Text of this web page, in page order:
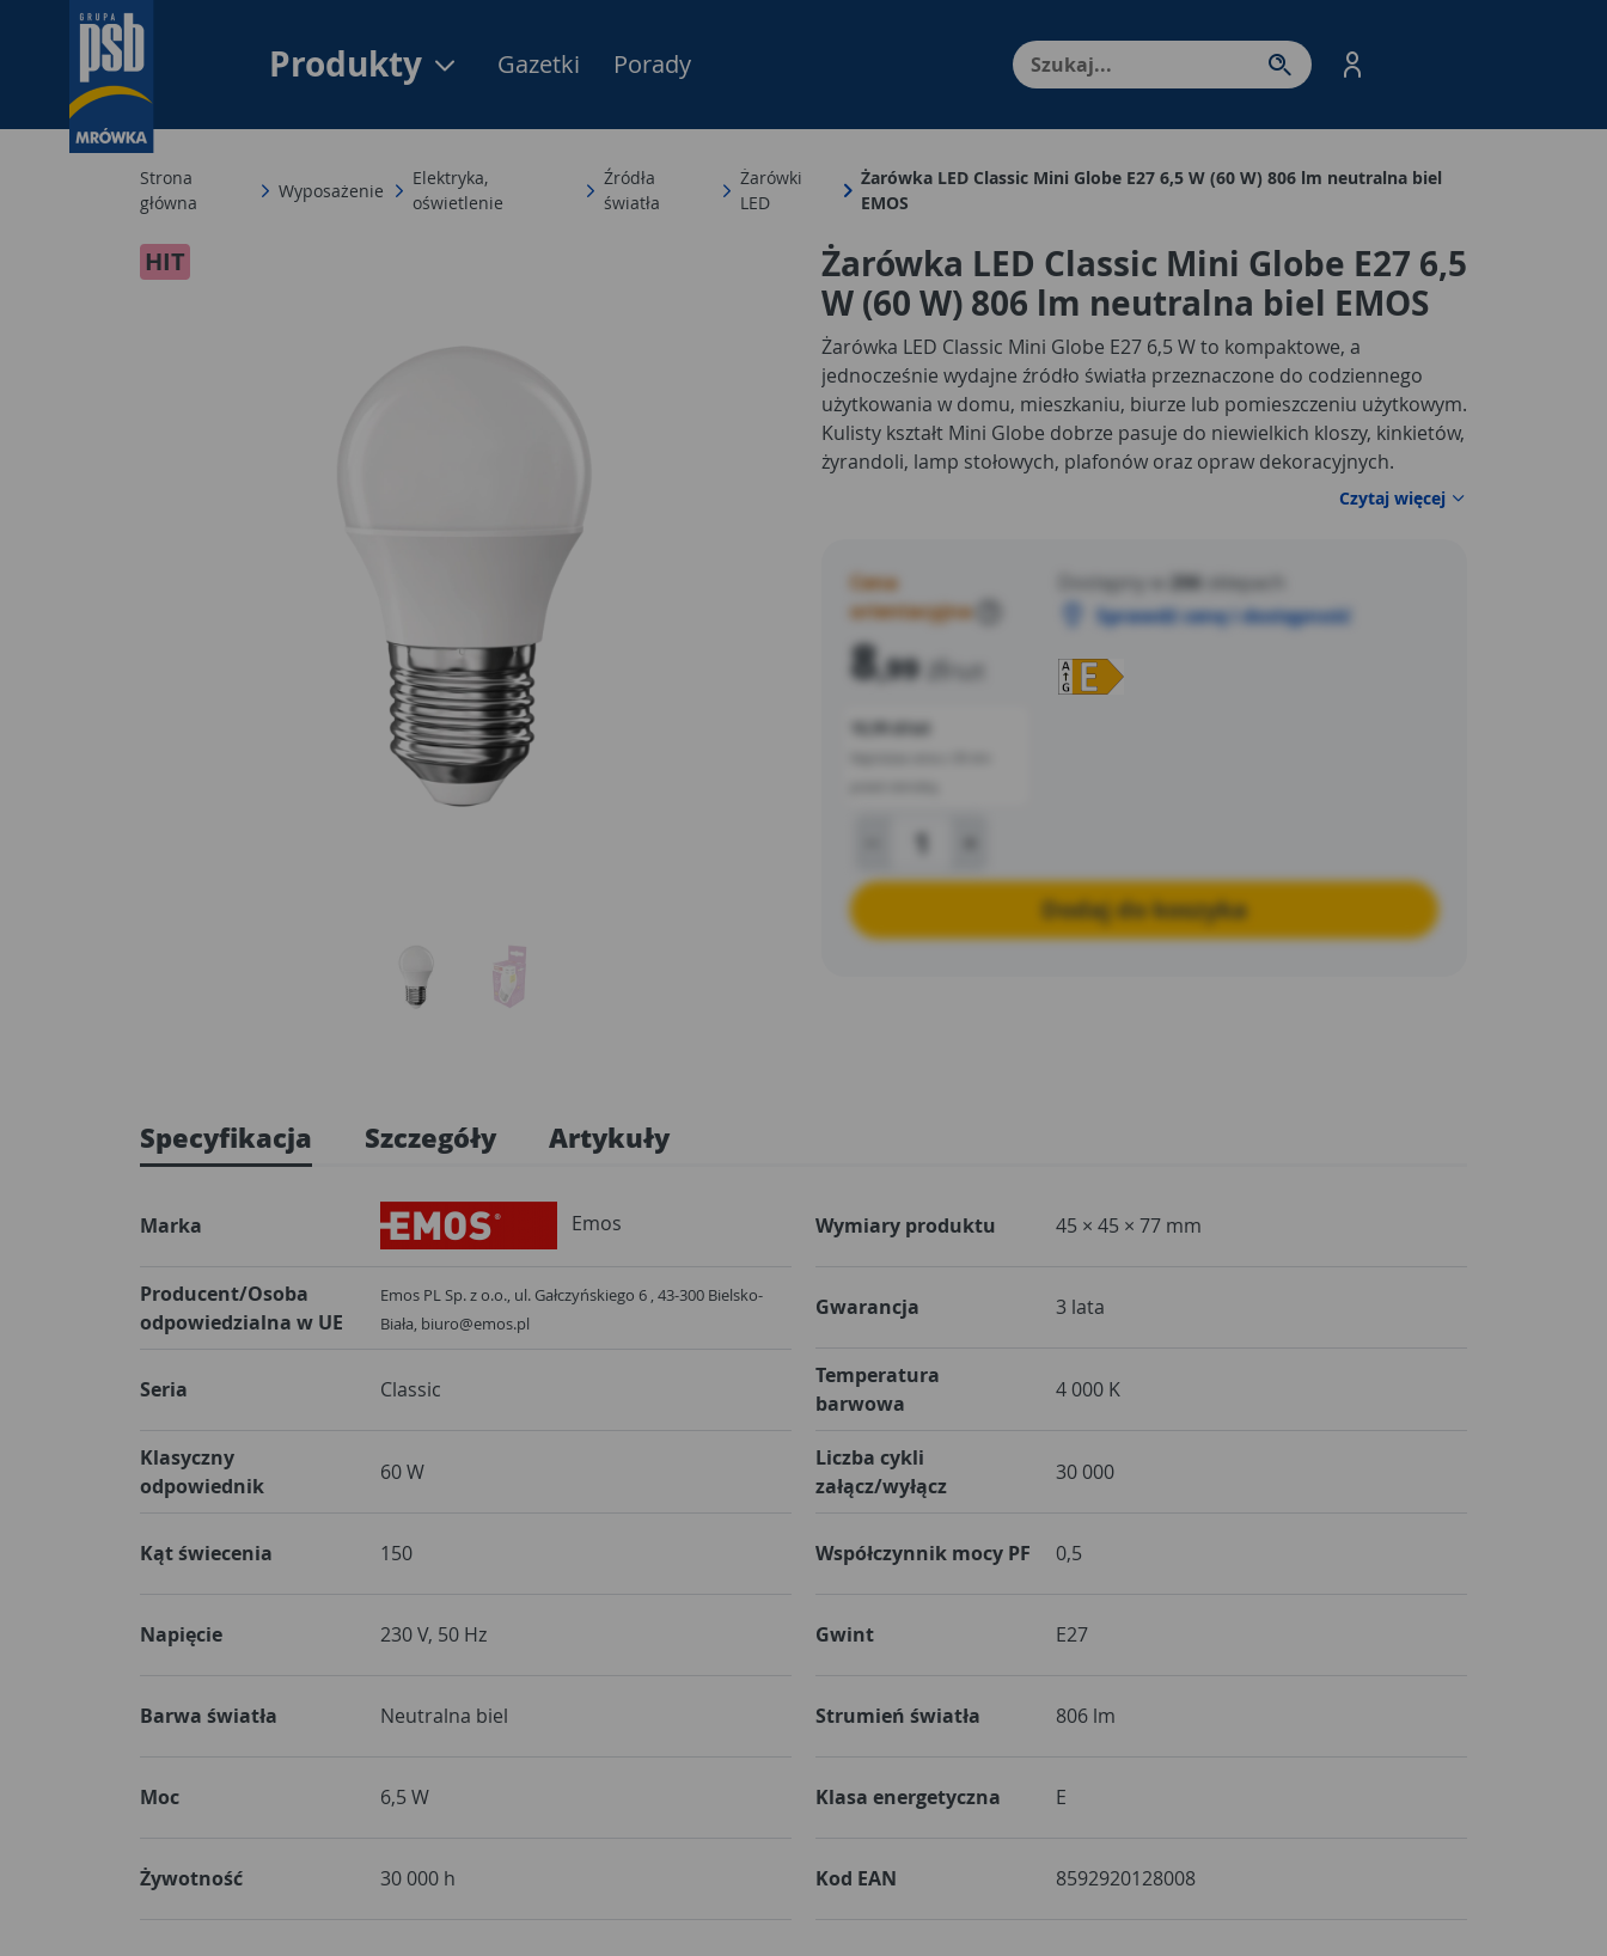
Produkty Menu Produktów, nawigacja: Enter - przejdź do strony produktów. Spacja – otwórz/
Gazetki Porady
Strona
główna
Wyposażenie
Elektryka,
oświetlenie
Źródła
światła
Żarówki
LED
Żarówka LED Classic Mini Globe E27 6,5 W (60 W) 806 lm neutralna biel
EMOS
HIT
Żarówka LED Classic Mini Globe E27 6,5
W (60 W) 806 lm neutralna biel EMOS
Żarówka LED Classic Mini Globe E27 6,5 W to kompaktowe, a
jednocześnie wydajne źródło światła przeznaczone do codziennego
użytkowania w domu, mieszkaniu, biurze lub pomieszczeniu użytkowym.
Kulisty kształt Mini Globe dobrze pasuje do niewielkich kloszy, kinkietów,
żyrandoli, lamp stołowych, plafonów oraz opraw dekoracyjnych.
Standardowy gwint E27 umożliwia szybki i wygodny montażbez
Czytaj więcej
Cena
orientacyjna
8,99 zł /szt
10,99 zł/szt
Dostępny w 206 sklepach
Sprawdź cenę i dostępność
Dodaj do koszyka
Specyfikacja Szczegóły Artykuły
Marka Emos
Producent/Osoba
odpowiedzialna w UE
Emos PL Sp. z o.o., ul. Gałczyńskiego 6 , 43-300 Bielsko-
Biała, biuro@emos.pl
Seria Classic
Klasyczny
odpowiednik
60 W
Kąt świecenia 150
Napięcie 230 V, 50 Hz
Barwa światła Neutralna biel
Moc 6,5 W
Żywotność 30 000 h
Wymiary produktu 45 × 45 × 77 mm
Gwarancja 3 lata
Temperatura
barwowa
4 000 K
Liczba cykli
załącz/wyłącz
30 000
Współczynnik mocy PF 0,5
Gwint E27
Strumień światła 806 lm
Klasa energetyczna E
Kod EAN 8592920128008